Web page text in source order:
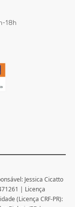
18h
Jessica Cicatto
| Licença
(Licença CRF-PR):